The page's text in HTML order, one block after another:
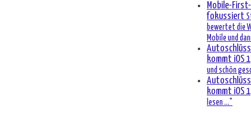
Mobile-
fokussiert
bewertet die
Mobile und
kommt iOS
und schön
kommt iOS
lesen ..."